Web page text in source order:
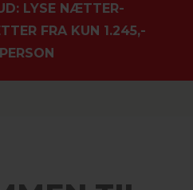
LYSE NÆTTER-
FRA KUN 1.245,-